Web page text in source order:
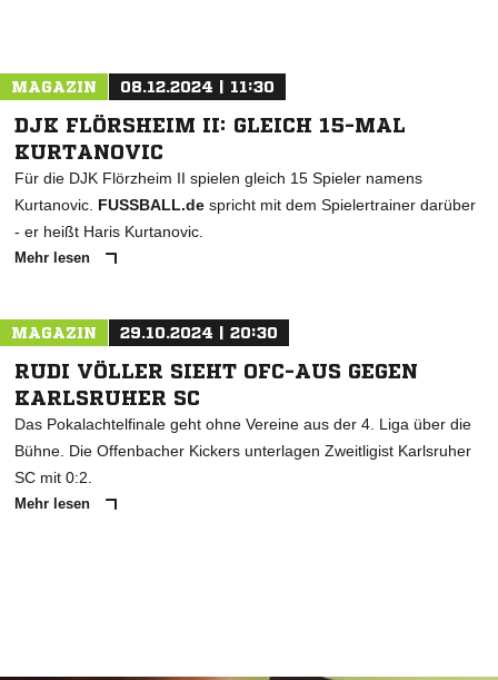
MAGAZIN 08.12.2024 | 11:30
DJK FLÖRSHEIM II: GLEICH 15-MAL
KURTANOVIC
Für die DJK Flörzheim II spielen gleich 15 Spieler namens
Kurtanovic. FUSSBALL.de spricht mit dem Spielertrainer darüber
- er heißt Haris Kurtanovic.
Mehr lesen
MAGAZIN 29.10.2024 | 20:30
RUDI VÖLLER SIEHT OFC-AUS GEGEN
KARLSRUHER SC
Das Pokalachtelfinale geht ohne Vereine aus der 4. Liga über die
Bühne. Die Offenbacher Kickers unterlagen Zweitligist Karlsruher
SC mit 0:2.
Mehr lesen